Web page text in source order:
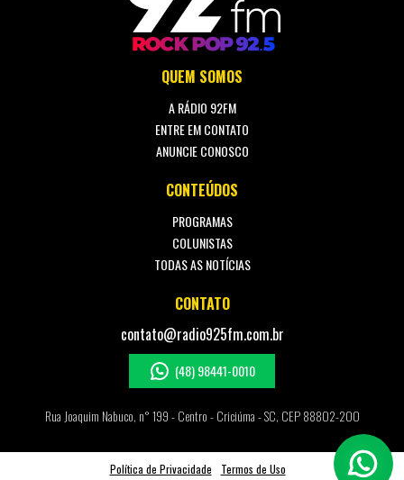
QUEM SOMOS
A RÁDIO 92FM
ENTRE EM CONTATO
ANUNCIE CONOSCO
CONTEÚDOS
PROGRAMAS
COLUNISTAS
TODAS AS NOTÍCIAS
CONTATO
contato@radio925fm.com.br
(48) 98441-0010
Rua Joaquim Nabuco, n° 199 - Centro - Criciúma - SC, CEP 88802-200
Política de Privacidade Termos de Uso